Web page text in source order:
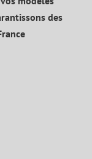
des